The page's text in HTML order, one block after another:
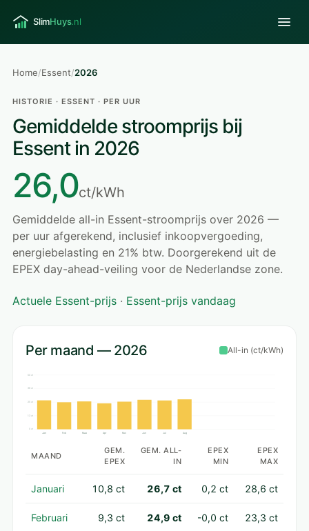
Home/Essent/2026
HISTORIE · ESSENT · PER UUR
Gemiddelde stroomprijs bij
Essent in 2026
26,0ct/kWh
Gemiddelde all-in Essent-stroomprijs over 2026 —
per uur afgerekend, inclusief inkoopvergoeding,
energiebelasting en 21% btw. Doorgerekend uit de
EPEX day-ahead-veiling voor de Nederlandse zone.
Actuele Essent-prijs · Essent-prijs vandaag
Per maand — 2026 All-in (ct/kWh)
50 ct
38 ct
25 ct
13 ct
0 ct
Jan Feb Maa Apr Mei Jun Jul Aug
MAAND
GEM.
EPEX
GEM. ALL-
IN
EPEX
MIN
EPEX
MAX
Januari 10,8 ct 26,7 ct 0,2 ct 28,6 ct
Februari 9,3 ct 24,9 ct -0,0 ct 23,3 ct